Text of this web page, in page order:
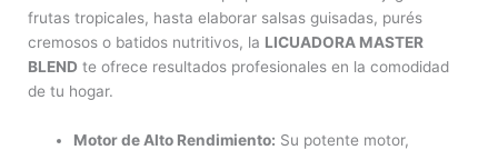
frutas tropicales, hasta elaborar salsas guisadas, purés
cremosos o batidos nutritivos, la LICUADORA MASTER
BLEND te ofrece resultados profesionales en la comodidad
de tu hogar.
Motor de Alto Rendimiento: Su potente motor,